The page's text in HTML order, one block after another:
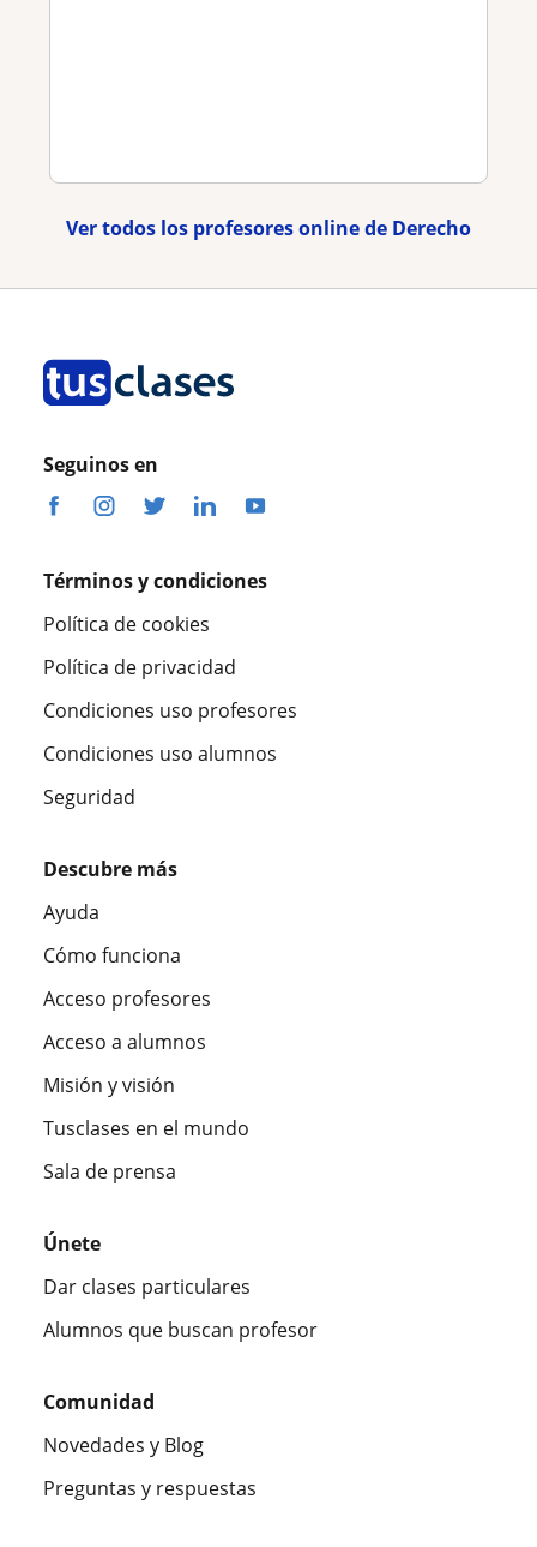
Ver todos los profesores online de Derecho
Seguinos en
Términos y condiciones
Política de cookies
Política de privacidad
Condiciones uso profesores
Condiciones uso alumnos
Seguridad
Descubre más
Ayuda
Cómo funciona
Acceso profesores
Acceso a alumnos
Misión y visión
Tusclases en el mundo
Sala de prensa
Únete
Dar clases particulares
Alumnos que buscan profesor
Comunidad
Novedades y Blog
Preguntas y respuestas